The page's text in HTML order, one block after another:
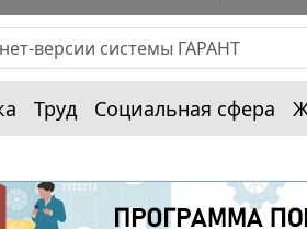
Труд Социальная сфера